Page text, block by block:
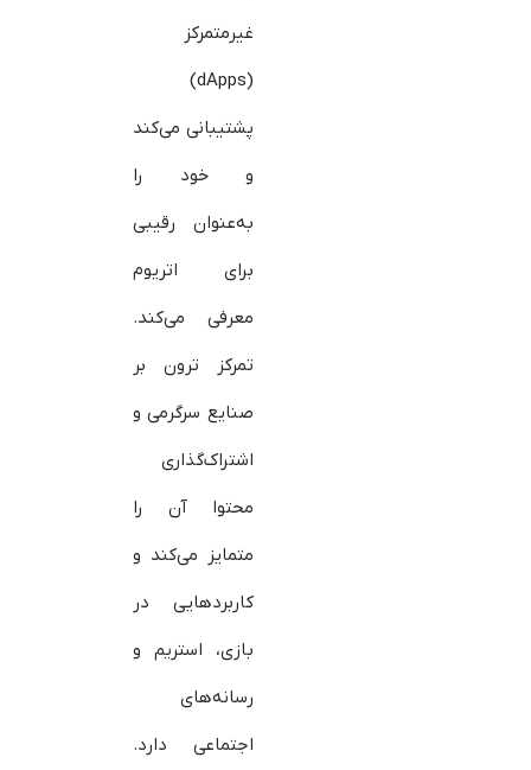
غیرمتمرکز
(dApps)
پشتیبانی می‌کند
و خود را
به‌عنوان رقیبی
برای اتریوم
معرفی می‌کند.
تمرکز ترون بر
صنایع سرگرمی و
اشتراک‌گذاری
محتوا آن را
متمایز می‌کند و
کاربردهایی در
بازی، استریم و
رسانه‌های
اجتماعی دارد.